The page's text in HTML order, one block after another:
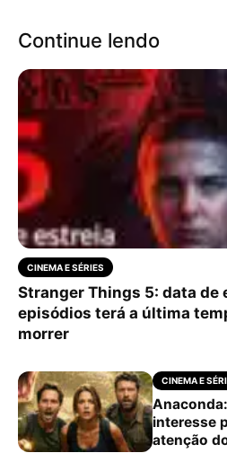
Continue lendo
CINEMA E SÉRIES
Stranger Things 5: data de
episódios terá a última
morrer
CINEMA E
interesse
atenção